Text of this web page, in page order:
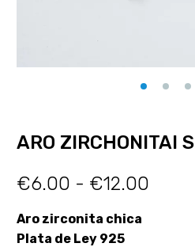
ARO ZIRCHONITAI S
€6.00 - €12.00
Aro zirconita chica
Plata de Ley 925